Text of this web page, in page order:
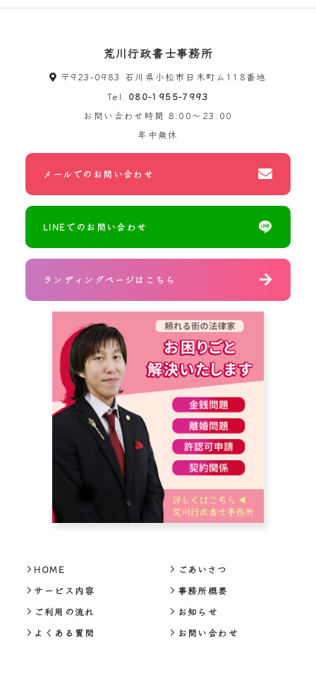
荒川行政書士事務所
〒923-0983 石川県小松市日末町ム118番地
Tel. 080-1955-7993
お問い合わせ時間 8:00～23:00
年中無休
メールでのお問い合わせ
LINEでのお問い合わせ
ランディングページはこちら
HOME
サービス内容
ご利用の流れ
よくある質問
ごあいさつ
事務所概要
お知らせ
お問い合わせ